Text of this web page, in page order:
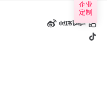
企业
定制